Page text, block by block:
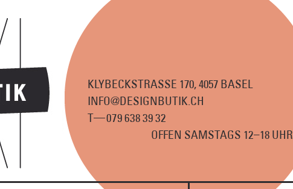
KLYBECKSTRASSE 170, 4057 BASEL
INFO@DESIGNBUTIK.CH
T—0796383932
OFFEN SAMSTAGS 12–18 UHR